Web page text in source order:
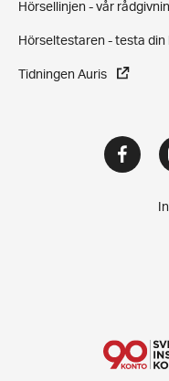
Hörsellinjen - vår
Hörseltestaren - testa din
Tidningen Auris
Facebook